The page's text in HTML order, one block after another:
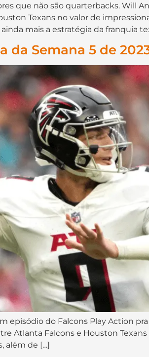
que não são quarterbacks. Will
Texans no valor de
mais a estratégia da franquia
da Semana 5 de
episódio do Falcons Play Action
Atlanta Falcons e Houston Texans
além de […]